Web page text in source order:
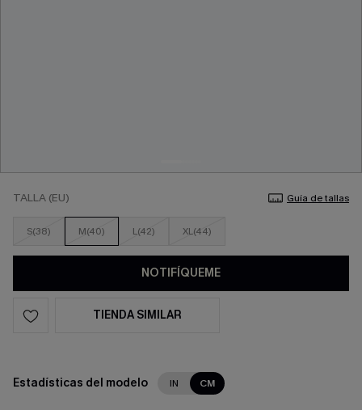
TALLA (EU) Guía de tallas
S(38) M(40) L(42) XL(44)
NOTIFÍQUEME
TIENDA SIMILAR
Estadísticas del modelo IN CM